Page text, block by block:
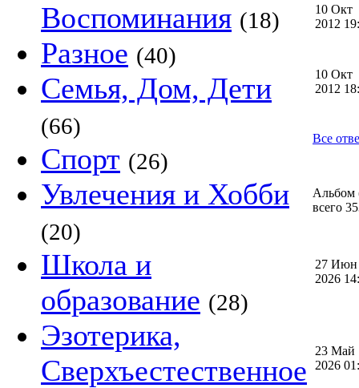
Воспоминания (18)
Разное (40)
Семья, Дом, Дети
(66)
Спорт (26)
Увлечения и Хобби
(20)
Школа и
образование (28)
Эзотерика,
Сверхъестественное
10 Окт
2012
10 Окт
2012
Все
Альбом
всего
27 Июн
2026
23 Май
2026